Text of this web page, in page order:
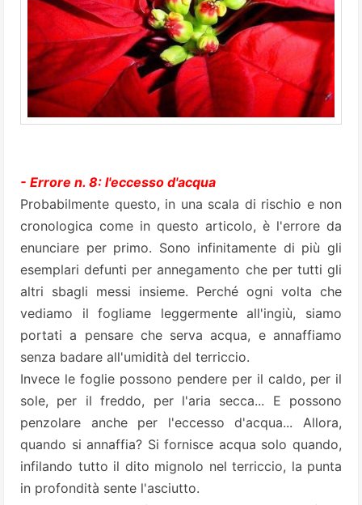
- Errore n. 8: l'eccesso d'acqua
Probabilmente questo, in una scala di rischio e non
cronologica come in questo articolo, è l'errore da
enunciare per primo. Sono infinitamente di più gli
esemplari defunti per annegamento che per tutti gli
altri sbagli messi insieme. Perché ogni volta che
vediamo il fogliame leggermente all'ingiù, siamo
portati a pensare che serva acqua, e annaffiamo
senza badare all'umidità del terriccio.
Invece le foglie possono pendere per il caldo, per il
sole, per il freddo, per l'aria secca... E possono
penzolare anche per l'eccesso d'acqua... Allora,
quando si annaffia? Si fornisce acqua solo quando,
infilando tutto il dito mignolo nel terriccio, la punta
in profondità sente l'asciutto.